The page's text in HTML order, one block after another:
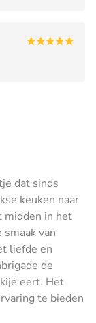
dat sinds
keuken naar
midden in het
van
liefde en
de
eert. Het
te bieden